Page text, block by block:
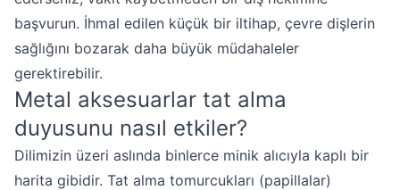
başvurun. İhmal edilen küçük bir iltihap, çevre dişlerin
sağlığını bozarak daha büyük müdahaleler
gerektirebilir.
Metal aksesuarlar tat alma
duyusunu nasıl etkiler?
Dilimizin üzeri aslında binlerce minik alıcıyla kaplı bir
harita gibidir. Tat alma tomurcukları (papillalar)